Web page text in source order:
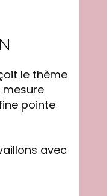
le thème
pointe
avec